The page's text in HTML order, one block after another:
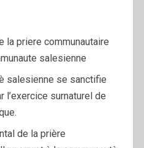
la priere communautaire
salesienne
salesienne se sanctifie
l’exercice surnaturel de
de la prière